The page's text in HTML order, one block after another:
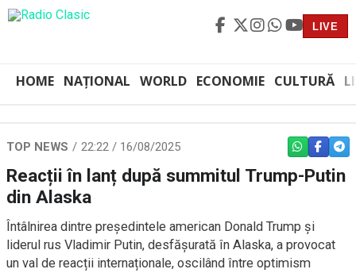
LIVE
HOME NAȚIONAL WORLD ECONOMIE CULTURĂ
TOP NEWS 22:22 / 16/08/2025 WHATSAPP
Reacții în lanț după summitul Trump-Putin
din Alaska
Întâlnirea dintre președintele american Donald Trump și
liderul rus Vladimir Putin, desfășurată în Alaska, a provocat
un val de reacții internaționale, oscilând între optimism